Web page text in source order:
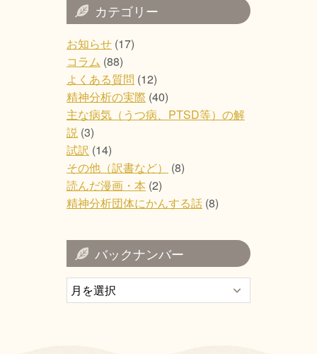
カテゴリー
お知らせ (17)
コラム (88)
よくある質問 (12)
精神分析の実際 (40)
主な病気（うつ病、PTSD等）の解
説 (3)
試訳 (14)
その他（訳書など）
(8)
読んだ漫画・本 (2)
精神分析団体にかんする話 (8)
バックナンバー